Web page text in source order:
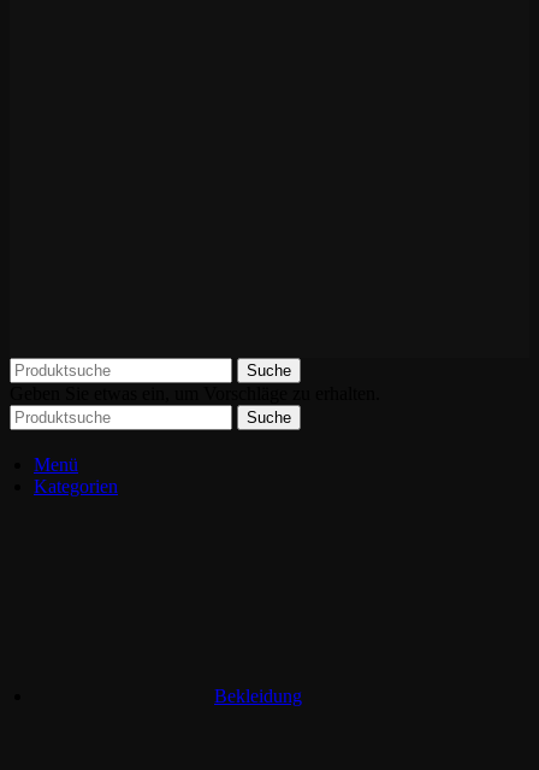
Suche
Suche
Menü
Kategorien
Bekleidung